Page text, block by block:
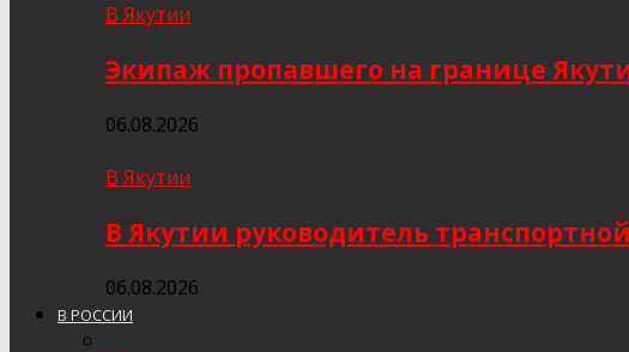
В Якутии
Экипаж пропавшего на границе
06.08.2026
В Якутии
В Якутии руководитель
06.08.2026
В РОССИИ